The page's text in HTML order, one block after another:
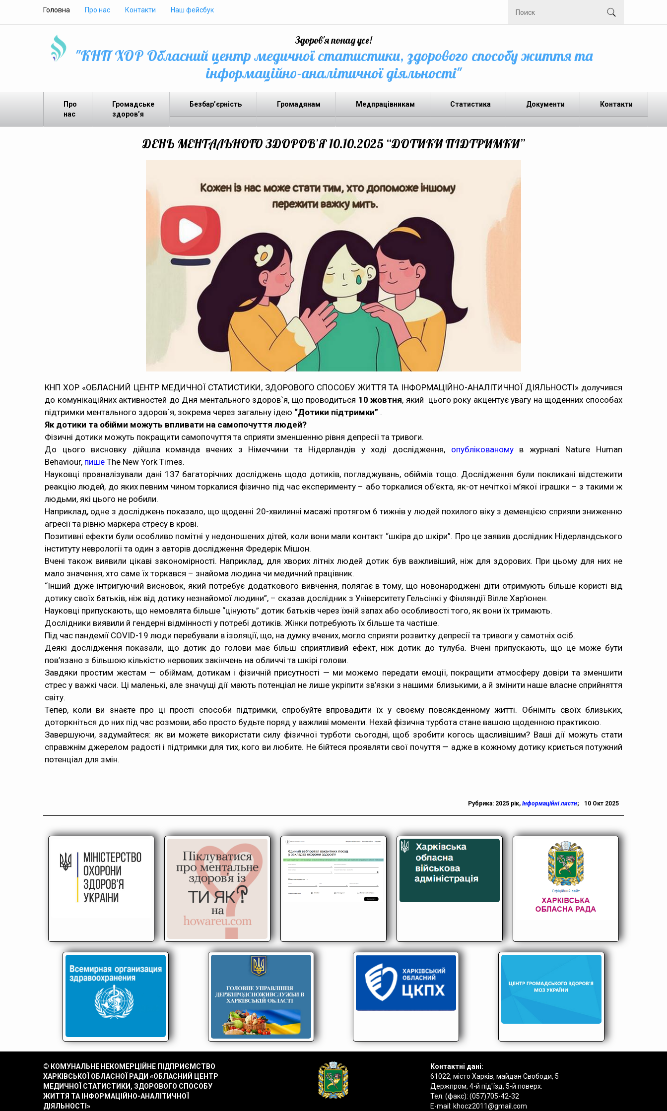
Головна Про нас Контакти Наш фейсбук
Здоров'я понад усе!
"КНП ХОР Обласний центр медичної статистики, здорового способу життя та
інформаційно-аналітичної діяльності"
Про
нас
Громадське
здоров’я
Безбар’єрність Громадянам Медпрацівникам Статистика Документи Контакти
ДЕНЬ МЕНТАЛЬНОГО ЗДОРОВ’Я 10.10.2025 “ДОТИКИ ПІДТРИМКИ”
КНП ХОР «ОБЛАСНИЙ ЦЕНТР МЕДИЧНОЇ СТАТИСТИКИ, ЗДОРОВОГО СПОСОБУ ЖИТТЯ ТА ІНФОРМАЦІЙНО-АНАЛІТИЧНОЇ ДІЯЛЬНОСТІ» долучився
до комунікаційних активностей до Дня ментального здоров`я, що проводиться 10 жовтня, який цього року акцентує увагу на щоденних способах
підтримки ментального здоров`я, зокрема через загальну ідею “Дотики підтримки” .
Як дотики та обійми можуть впливати на самопочуття людей?
Фізичні дотики можуть покращити самопочуття та сприяти зменшенню рівня депресії та тривоги.
До цього висновку дійшла команда вчених з Німеччини та Нідерландів у ході дослідження, опублікованомув журналі Nature Human
Behaviour, пише The New York Times.
Науковці проаналізували дані 137 багаторічних досліджень щодо дотиків, погладжувань, обіймів тощо. Дослідження були покликані відстежити
реакцію людей, до яких певним чином торкалися фізично під час експерименту – або торкалися об’єкта, як-от нечіткої м’якої іграшки – з такими ж
людьми, які цього не робили.
Наприклад, одне з досліджень показало, що щоденні 20-хвилинні масажі протягом 6 тижнів у людей похилого віку з деменцією сприяли зниженню
агресії та рівню маркера стресу в крові.
Позитивні ефекти були особливо помітні у недоношених дітей, коли вони мали контакт “шкіра до шкіри”. Про це заявив дослідник Нідерландського
інституту неврології та один з авторів дослідження Фредерік Мішон.
Вчені також виявили цікаві закономірності. Наприклад, для хворих літніх людей дотик був важливіший, ніж для здорових. При цьому для них не
мало значення, хто саме їх торкався – знайома людина чи медичний працівник.
“Інший дуже інтригуючий висновок, який потребує додаткового вивчення, полягає в тому, що новонароджені діти отримують більше користі від
дотику своїх батьків, ніж від дотику незнайомої людини”, – сказав дослідник з Університету Гельсінкі у Фінляндії Вілле Хар’юнен.
Науковці припускають, що немовлята більше “цінують” дотик батьків через їхній запах або особливості того, як вони їх тримають.
Дослідники виявили й гендерні відмінності у потребі дотиків. Жінки потребують їх більше та частіше.
Під час пандемії COVID-19 люди перебували в ізоляції, що, на думку вчених, могло сприяти розвитку депресії та тривоги у самотніх осіб.
Деякі дослідження показали, що дотик до голови має більш сприятливий ефект, ніж дотик до тулуба. Вчені припускають, що це може бути
пов’язано з більшою кількістю нервових закінчень на обличчі та шкірі голови.
Завдяки простим жестам — обіймам, дотикам і фізичній присутності — ми можемо передати емоції, покращити атмосферу довіри та зменшити
стрес у важкі часи. Ці маленькі, але значущі дії мають потенціал не лише укріпити зв’язки з нашими близькими, а й змінити наше власне сприйняття
світу.
Тепер, коли ви знаєте про ці прості способи підтримки, спробуйте впровадити їх у своєму повсякденному житті. Обніміть своїх близьких,
доторкніться до них під час розмови, або просто будьте поряд у важливі моменти. Нехай фізична турбота стане вашою щоденною практикою.
Завершуючи, задумайтеся: як ви можете використати силу фізичної турботи сьогодні, щоб зробити когось щасливішим? Ваші дії можуть стати
справжнім джерелом радості і підтримки для тих, кого ви любите. Не бійтеся проявляти свої почуття — адже в кожному дотику криється потужний
потенціал для змін.
Рубрика: 2025 рік, Інформаційні листи; 10 Окт 2025
© КОМУНАЛЬНЕ НЕКОМЕРЦІЙНЕ ПІДПРИЄМСТВО
ХАРКІВСЬКОЇ ОБЛАСНОЇ РАДИ «ОБЛАСНИЙ ЦЕНТР
МЕДИЧНОЇ СТАТИСТИКИ, ЗДОРОВОГО СПОСОБУ
ЖИТТЯ ТА ІНФОРМАЦІЙНО-АНАЛІТИЧНОЇ
ДІЯЛЬНОСТІ»
Контактні дані:
61022, місто Харків, майдан Свободи, 5
Держпром, 4-й під'їзд, 5-й поверх.
Тел. (факс): (057)705-42-32
E-mail: khocz2011@gmail.com